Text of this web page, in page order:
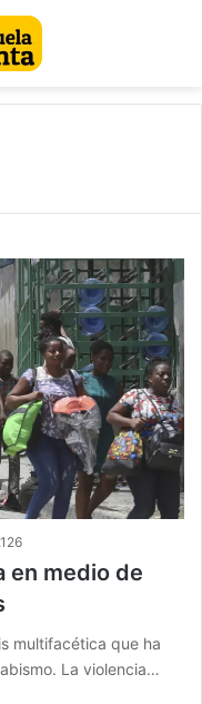
en medio de
multifacética que ha
La violencia…